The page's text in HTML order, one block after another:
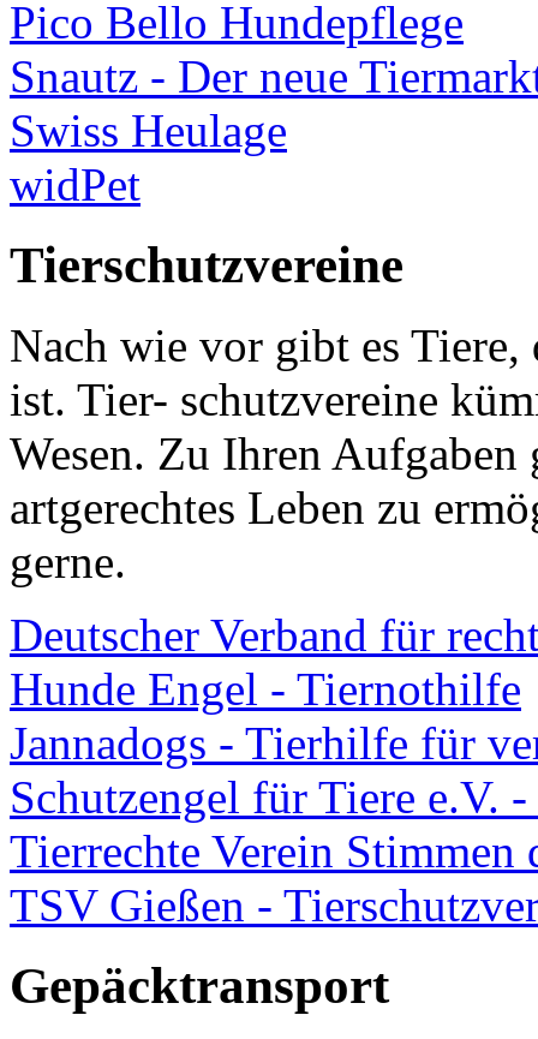
Pico Bello Hundepflege
Snautz - Der neue
Swiss Heulage
widPet
Tierschutzvereine
Nach wie vor gibt es Tiere,
ist. Tier- schutzvereine
Wesen. Zu Ihren
artgerechtes Leben zu
gerne.
Deutscher Verband für
Hunde Engel - Tiernothilfe
Jannadogs - Tierhilfe für
Schutzengel für Tiere e.V.
Tierrechte Verein Stimmen
TSV Gießen -
Gepäcktransport